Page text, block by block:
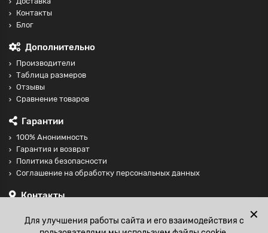
Контакты
Блог
Дополнительно
Производители
Таблица размеров
Отзывы
Сравнение товаров
Гарантии
100% Анонимность
Гарантия и возврат
Политика безопасности
Соглашение на обработку персональных данных
Контакты
sales@fisting-shop.ru
✕
Для улучшения работы сайта и его взаимодействия с